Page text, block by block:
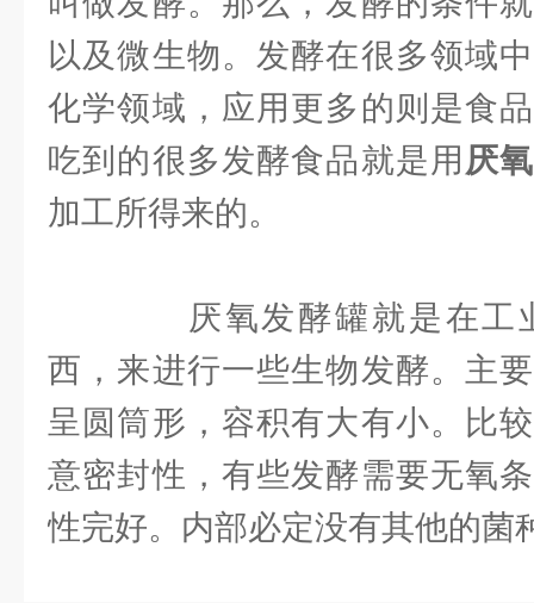
以及微生物。发酵在很多领域
化学领域，应用更多的则是食
吃到的很多发酵食品就是用 厌
加工所得来的。
厌氧发酵罐就是在工
西，来进行一些生物发酵。主
呈圆筒形，容积有大有小。比
意密封性，有些发酵需要无氧
性完好。内部必定没有其他的菌